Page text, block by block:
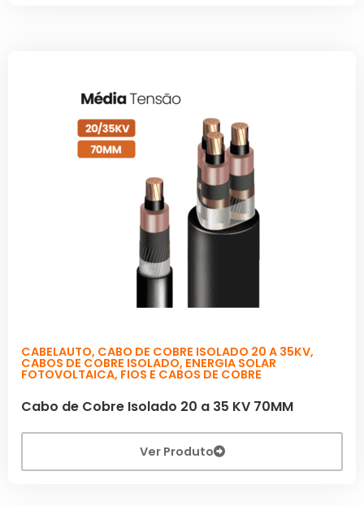
CABELAUTO, CABO DE COBRE ISOLADO 20 A 35KV,
CABOS DE COBRE ISOLADO, ENERGIA SOLAR
FOTOVOLTAICA, FIOS E CABOS DE COBRE
Cabo de Cobre Isolado 20 a 35 KV 70MM
Ver Produto